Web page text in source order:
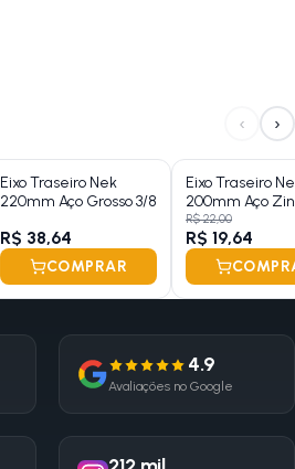
‹ ›
Eixo Traseiro Nek
220mm Aço Grosso 3/8
R$ 38,64
COMPRAR
Eixo Traseiro
200mm Aço
Grosso 3/8 Com
Batente
R$ 22,00
R$ 19,64
4.9
Avaliações no Google